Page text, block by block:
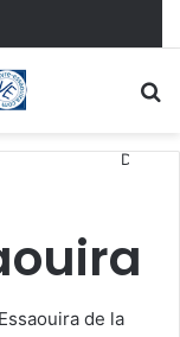
Découvrez toutes
de la